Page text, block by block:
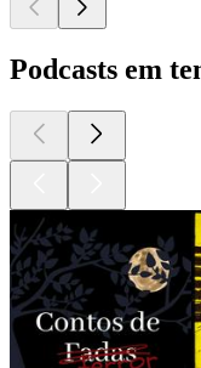
Podcasts em